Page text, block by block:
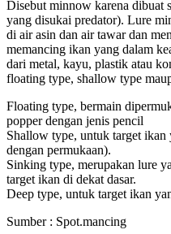
Disebut minnow karena dibuat
yang disukai predator). Lure
di air asin dan air tawar dan
memancing ikan yang dalam
dari metal, kayu, plastik atau
floating type, shallow type
Floating type, bermain
popper dengan jenis pencil
Shallow type, untuk target
dengan permukaan).
Sinking type, merupakan lure
target ikan di dekat dasar.
Deep type, untuk target ikan
Sumber : Spot.mancing